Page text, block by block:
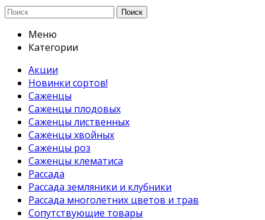
Поиск
Меню
Категории
Акции
Новинки сортов!
Саженцы
Саженцы плодовых
Саженцы лиственных
Саженцы хвойных
Саженцы роз
Саженцы клематиса
Рассада
Рассада земляники и клубники
Рассада многолетних цветов и трав
Сопутствующие товары